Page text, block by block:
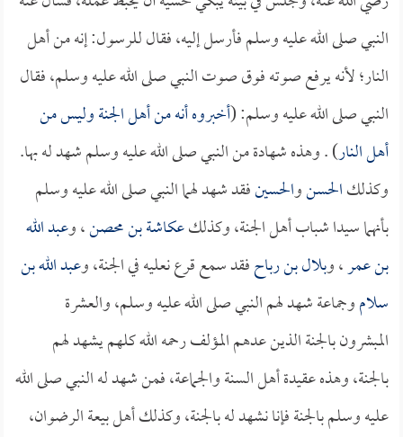
النبي صلى الله عليه وسلم فأرسل إليه، فقال للرسول: إنه من أهل
النار؛ لأنه يرفع صوته فوق صوت النبي صلى الله عليه وسلم، فقال
النبي صلى الله عليه وسلم: (أخبروه أنه من أهل الجنة وليس من
أهل النار) . وهذه شهادة من النبي صلى الله عليه وسلم شهد له بها.
وكذلكالحسنوالحسينفقد شهد لهما النبي صلى الله عليه وسلم
بأنهما سيدا شباب أهل الجنة، وكذلكعكاشة بن محصن، وعبد الله
بن عمر، وبلال بن رباحفقد سمع قرع نعليه في الجنة، وعبد الله بن
سلاموجماعة شهد لهم النبي صلى الله عليه وسلم، والعشرة
المبشرون بالجنة الذين عدهم المؤلف رحمه الله كلهم يشهد لهم
بالجنة، وهذه عقيدة أهل السنة والجماعة، فمن شهد له النبي صلى الله
عليه وسلم بالجنة فإنا نشهد له بالجنة، وكذلك أهل بيعة الرضوان،